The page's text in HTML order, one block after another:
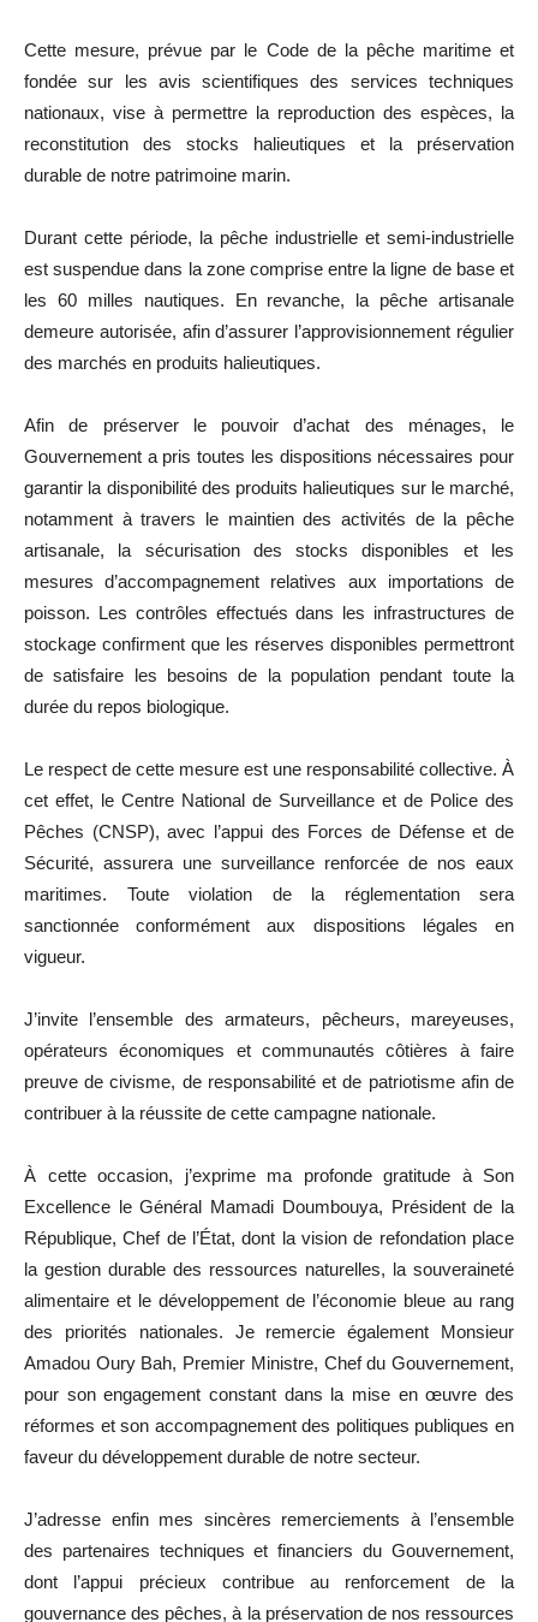
Cette mesure, prévue par le Code de la pêche maritime et
fondée sur les avis scientifiques des services techniques
nationaux, vise à permettre la reproduction des espèces, la
reconstitution des stocks halieutiques et la préservation
durable de notre patrimoine marin.
Durant cette période, la pêche industrielle et semi-industrielle
est suspendue dans la zone comprise entre la ligne de base et
les 60 milles nautiques. En revanche, la pêche artisanale
demeure autorisée, afin d’assurer l’approvisionnement régulier
des marchés en produits halieutiques.
Afin de préserver le pouvoir d’achat des ménages, le
Gouvernement a pris toutes les dispositions nécessaires pour
garantir la disponibilité des produits halieutiques sur le marché,
notamment à travers le maintien des activités de la pêche
artisanale, la sécurisation des stocks disponibles et les
mesures d’accompagnement relatives aux importations de
poisson. Les contrôles effectués dans les infrastructures de
stockage confirment que les réserves disponibles permettront
de satisfaire les besoins de la population pendant toute la
durée du repos biologique.
Le respect de cette mesure est une responsabilité collective. À
cet effet, le Centre National de Surveillance et de Police des
Pêches (CNSP), avec l’appui des Forces de Défense et de
Sécurité, assurera une surveillance renforcée de nos eaux
maritimes. Toute violation de la réglementation sera
sanctionnée conformément aux dispositions légales en
vigueur.
J’invite l’ensemble des armateurs, pêcheurs, mareyeuses,
opérateurs économiques et communautés côtières à faire
preuve de civisme, de responsabilité et de patriotisme afin de
contribuer à la réussite de cette campagne nationale.
À cette occasion, j’exprime ma profonde gratitude à Son
Excellence le Général Mamadi Doumbouya, Président de la
République, Chef de l’État, dont la vision de refondation place
la gestion durable des ressources naturelles, la souveraineté
alimentaire et le développement de l’économie bleue au rang
des priorités nationales. Je remercie également Monsieur
Amadou Oury Bah, Premier Ministre, Chef du Gouvernement,
pour son engagement constant dans la mise en œuvre des
réformes et son accompagnement des politiques publiques en
faveur du développement durable de notre secteur.
J’adresse enfin mes sincères remerciements à l’ensemble
des partenaires techniques et financiers du Gouvernement,
dont l’appui précieux contribue au renforcement de la
gouvernance des pêches, à la préservation de nos ressources